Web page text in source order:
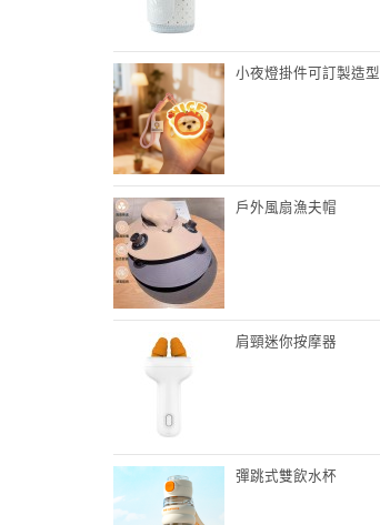
小夜燈掛件可訂製造型
戶外風扇漁夫帽
肩頸迷你按摩器
彈跳式雙飲水杯